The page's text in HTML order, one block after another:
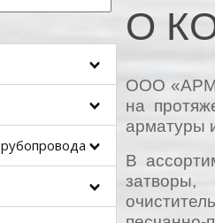
О
ООО
на
арматуры
В
затворы,